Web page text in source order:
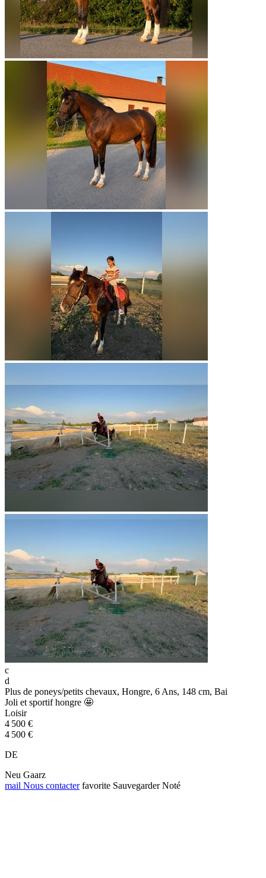
c
d
Plus de poneys/petits chevaux, Hongre, 6 Ans, 148 cm, Bai
Joli et sportif hongre 🤩
Loisir
4 500 €
4 500 €
DE
Neu Gaarz
mail Nous contacter favorite Sauvegarder Noté